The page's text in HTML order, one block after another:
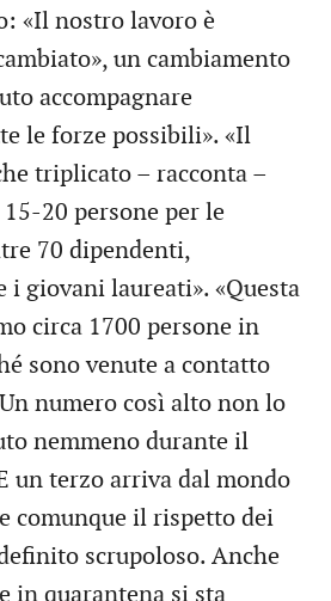
«Il nostro lavoro è
un cambiamento
accompagnare
le forze possibili». «Il
triplicato – racconta –
20 persone per le
70 dipendenti,
i giovani laureati». «Questa
circa 1700 persone in
sono venute a contatto
numero così alto non lo
nemmeno durante il
un terzo arriva dal mondo
comunque il rispetto dei
scrupoloso. Anche